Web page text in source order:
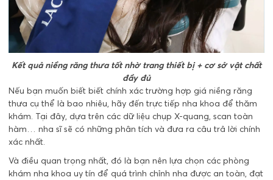
Kết quả niềng răng thưa tốt nhờ trang thiết bị + cơ sở vật chất
đầy đủ
Nếu bạn muốn biết biết chính xác trường hợp giá niềng răng
thưa cụ thể là bao nhiêu, hãy đến trực tiếp nha khoa để thăm
khám. Tại đây, dựa trên các dữ liệu chụp X-quang, scan toàn
hàm… nha sĩ sẽ có những phân tích và đưa ra câu trả lời chính
xác nhất.
Và điều quan trọng nhất, đó là bạn nên lựa chọn các phòng
khám nha khoa uy tín để quá trình chỉnh nha được an toàn, đạt